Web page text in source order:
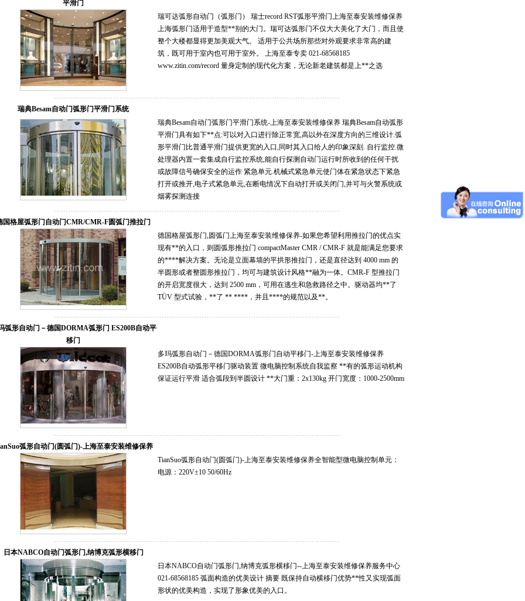
平滑门
瑞可达弧形自动门（弧形门） 瑞士record RST弧形平滑门上海至泰安装维修保养
上海弧形门适用于造型**别的大门。瑞可达弧形门不仅大大美化了大门，而且使
整个大楼都显得更加美观大气。 适用于公共场所那些对外观要求非常高的建
筑，既可用于室内也可用于室外。 上海至泰专卖 021-68568185
www.zitin.com/record 量身定制的现代化方案，无论新老建筑都是上**之选
瑞典Besam自动门弧形门平滑门系统
瑞典Besam自动门弧形门平滑门系统-上海至泰安装维修保养 瑞典Besam自动弧形
平滑门具有如下**点:可以对入口进行除正常宽,高以外在深度方向的三维设计.弧
形平滑门比普通平滑门提供更宽的入口,同时其入口给人的印象深刻. 自行监控.微
处理器内置一套集成自行监控系统,能自行探测自动门运行时所收到的任何干扰
或故障信号确保安全的运作 紧急单元.机械式紧急单元使门体在紧急状态下紧急
打开或推开,电子式紧急单元,在断电情况下自动打开或关闭门,并可与火警系统或
烟雾探测连接
国格屋弧形门自动门CMR/CMR-F圆弧门推拉门
德国格屋弧形门,圆弧门上海至泰安装维修保养-如果您希望利用推拉门的优点实
现有**的入口，则圆弧形推拉门 compactMaster CMR / CMR-F 就是能满足您要求
的****解决方案。无论是立面幕墙的平拱形推拉门，还是直径达到 4000 mm 的
半圆形或者整圆形推拉门，均可与建筑设计风格**融为一体。CMR-F 型推拉门
的开启宽度很大，达到 2500 mm，可用在逃生和急救路径之中。驱动器均**了
TÜV 型式试验，**了 ** ****，并且****的规范以及**。
弧形自动门－德国DORMA弧形门 ES200B自动平
移门
多玛弧形自动门－德国DORMA弧形门自动平移门-上海至泰安装维修保养
ES200B自动弧形平移门驱动装置 微电脑控制系统自我监察 **有的弧形运动机构
保证运行平滑 适合弧段到半圆设计 **大门重：2x130kg 开门宽度：1000-2500mm
弧形自动门(圆弧门)-上海至泰安装维修保养
TianSuo弧形自动门(圆弧门)-上海至泰安装维修保养全智能型微电脑控制单元：
电源：220V±10 50/60Hz
日本NABCO自动门弧形门,纳博克弧形横移门
日本NABCO自动门弧形门,纳博克弧形横移门--上海至泰安装维修保养服务中心
021-68568185 弧面构造的优美设计 摘要 既保持自动横移门优势**性又实现弧面
形状的优美构造，实现了形象优美的入口。